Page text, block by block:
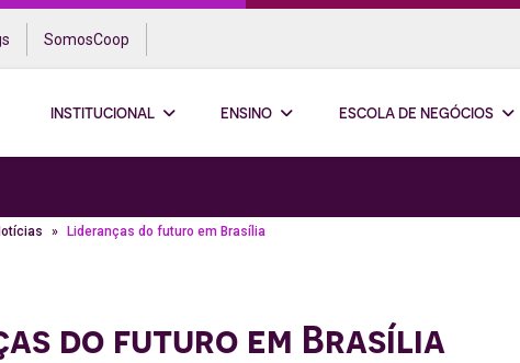
SomosCoop
INSTITUCIONAL ENSINO ESCOLA DE NEGÓCIOS
Lideranças do futuro em Brasília
do futuro em Brasília